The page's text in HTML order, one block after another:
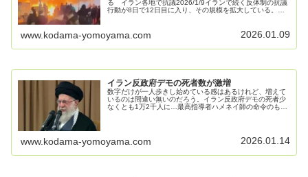
る イラン各地で抗議2026/1/9イランで続く反体制の抗議
行動が8日で12日目に入り、その規模を拡大している。ソ
www.kodama-yomoyama.com 2026.01.09
イラン反政府デモの死者数が激増
数字だけが一人歩きし始めている感はあるけれど、増えて
いるのは間違い無いのだろう。イラン反政府デモの死者少
なくとも1万2千人に…最高指導者ハメネイ師の命令のもと
www.kodama-yomoyama.com 2026.01.14